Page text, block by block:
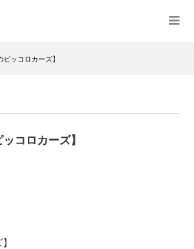
ピッコロカーズ】
ッコロカーズ】